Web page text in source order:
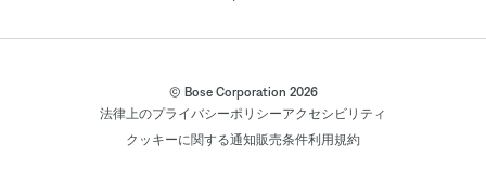
© Bose Corporation 2026
法律上のプライバシーポリシーアクセシビリティ
クッキーに関する通知販売条件利用規約